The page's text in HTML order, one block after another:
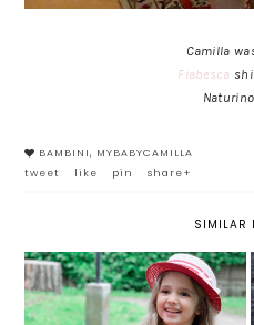
Camilla
Fiabesca
BAMBINI, MYBABYCAMILLA
tweet
like pin share+
SIMILAR